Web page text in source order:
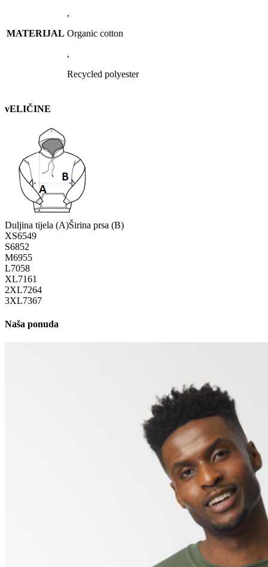
MATERIJAL
,
Organic cotton
,
Recycled polyester
vELIČINE
Duljina tijela (A)Širina prsa (B)
XS6549
S6852
M6955
L7058
XL7161
2XL7264
3XL7367
Naša ponuda